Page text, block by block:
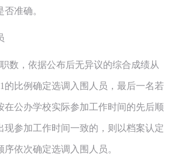
准确。
数，依据公布后无异议的综合成绩从
的比例确定选调入围人员，最后一名若
在公办学校实际参加工作时间的先后顺
现参加工作时间一致的，则以档案认定
依次确定选调入围人员。